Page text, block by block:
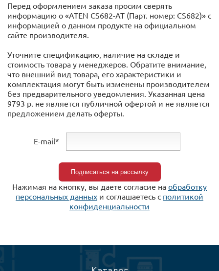
Перед оформлением заказа просим сверять
информацию о «ATEN CS682-AT (Парт. номер: CS682)» с
информацией o данном продукте на официальном
сайте производителя.
Уточните спецификацию, наличие на складе и
стоимость товара у менеджеров. Обратите внимание,
что внешний вид товара, его характеристики и
комплектация могут быть изменены производителем
без предварительного уведомления. Указанная цена
9793 р. не является публичной офертой и не является
предложением делать оферты.
E-mail*
Нажимая на кнопку, вы даете согласие на обработку
персональных данных и соглашаетесь c политикой
конфиденциальности